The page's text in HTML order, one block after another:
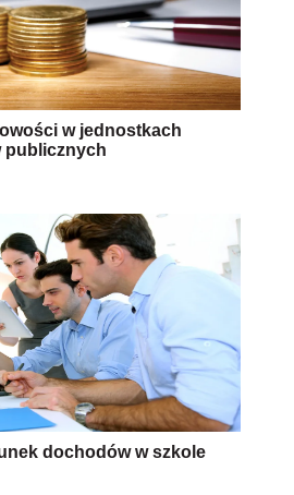
w jednostkach
publicznych
dochodów w szkole